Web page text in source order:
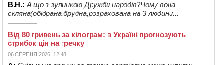
В.Н.: А що з зупинкою Дружби народів?Чому вона
скляна(обідрана,брудна,розрахована на 3 людини...
Від 80 гривень за кілограм: в Україні прогнозують
стрибок цін на гречку
06 СЕРПНЯ 2026, 12:48